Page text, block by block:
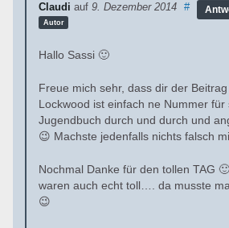
Claudi auf 9. Dezember 2014
Autor
#
Hallo Sassi 🙂
Freue mich sehr, dass dir der
Lockwood ist einfach ne Nummer für
Jugendbuch durch und durch und
😉 Machste jedenfalls nichts falsch
Nochmal Danke für den tollen TAG
waren auch echt toll…. da musste
😉